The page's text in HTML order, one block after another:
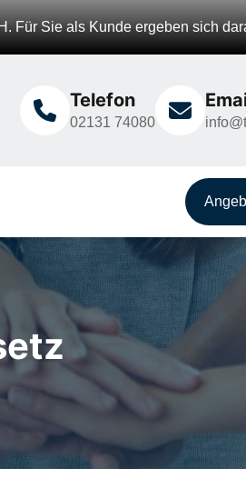
Für Sie als Kunde ergeben sich
Telefon
02131 74080